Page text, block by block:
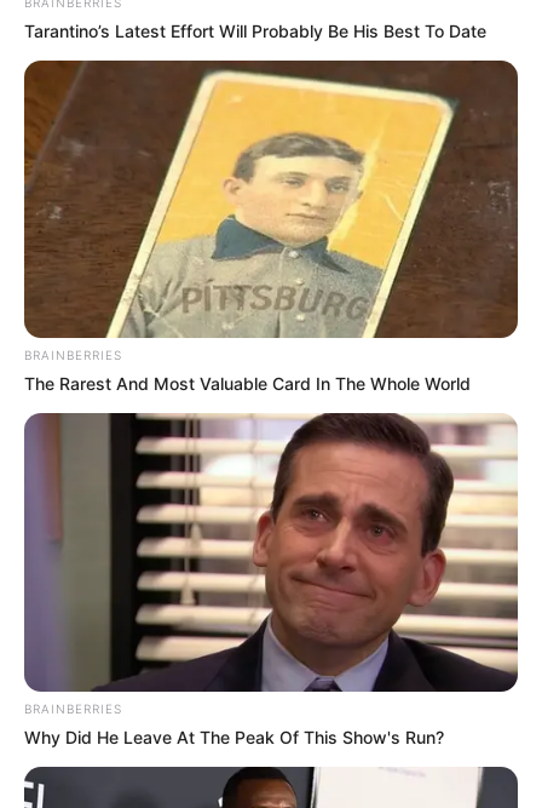
ALERTA BOGOTÁ EN GOOGLE NEWS
TEMAS RELACIONADOS
NOTICIAS MEDELLÍN ALERTA PAISA
QUEMADURAS
HABITANTES DE CALLE
GUAYABAL
ASEGURADOS
FISCALÍA GENERAL DE LA NACIÓN
MANTÉNGASE EN ALERTA
Tenemos todas las noticias que le
interesan. Para estar bien informado, por
favor, active las notificaciones de Alerta.
ACTIVAR AHORA
TEMAS DESTACADOS
EMERGENCIAS POR LLUVIAS
METRO DE MEDELLÍN
ELECCIONES PRESIDENCIALES
MARINILLA - ANTIOQUIA
EPM
YONDÓ - ANTIOQUIA
RIONEGRO
Tarantino’s Latest Effort Will Probably Be His Best To Date
BRAINBERRIES
The Rarest And Most Valuable Card In The Whole World
BRAINBERRIES
Why Did He Leave At The Peak Of This Show's Run?